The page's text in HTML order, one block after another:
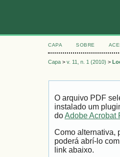
CAPA SOBRE
Capa > v. 11, n. 1 (2010) >
O arquivo PDF
instalado um
doAdobe Acrobat
Como alternativa,
poderá abrí-lo
link abaixo.